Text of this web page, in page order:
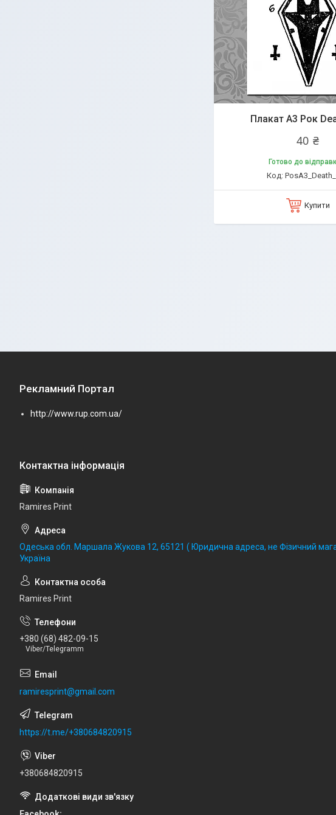
Плакат А3 Рок
40 ₴
Готово до
Купити
Рекламний Портал
http://www.rup.com.ua/
Ramires Print
Одеська обл. Маршала Жукова 12, 65121 ( Юридична адреса, не Фізичний
Україна
Ramires Print
+380 (68) 482-09-15
Viber/Telegramm
ramiresprint@gmail.com
https://t.me/+380684820915
+380684820915